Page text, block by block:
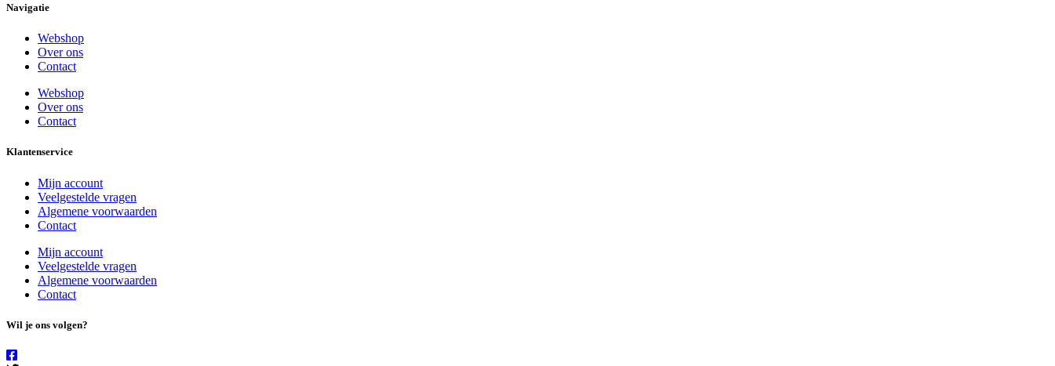
Navigatie
Webshop
Over ons
Contact
Webshop
Over ons
Contact
Klantenservice
Mijn account
Veelgestelde vragen
Algemene voorwaarden
Contact
Mijn account
Veelgestelde vragen
Algemene voorwaarden
Contact
Wil je ons volgen?